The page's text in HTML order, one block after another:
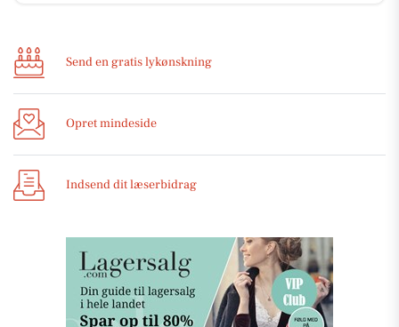
Send en gratis lykønskning
Opret mindeside
Indsend dit læserbidrag